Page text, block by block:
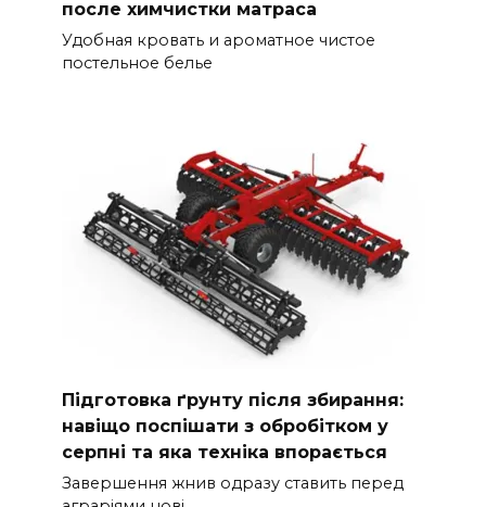
после химчистки матраса
Удобная кровать и ароматное чистое
постельное белье
Підготовка ґрунту після збирання:
навіщо поспішати з обробітком у
серпні та яка техніка впорається
Завершення жнив одразу ставить перед